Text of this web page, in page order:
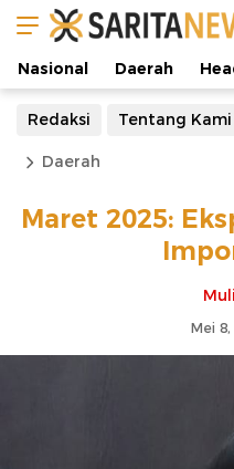
Nasional Daerah
Redaksi Tentang Kami
Daerah
Maret 2025:
Mei 8,